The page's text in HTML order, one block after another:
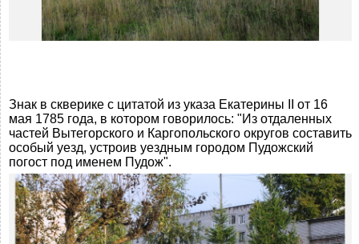
Знак в скверике с цитатой из указа Екатерины II от 16
мая 1785 года, в котором говорилось: "Из отдаленных
частей Вытегорского и Каргопольского округов составить
особый уезд, устроив уездным городом Пудожский
погост под именем Пудож".